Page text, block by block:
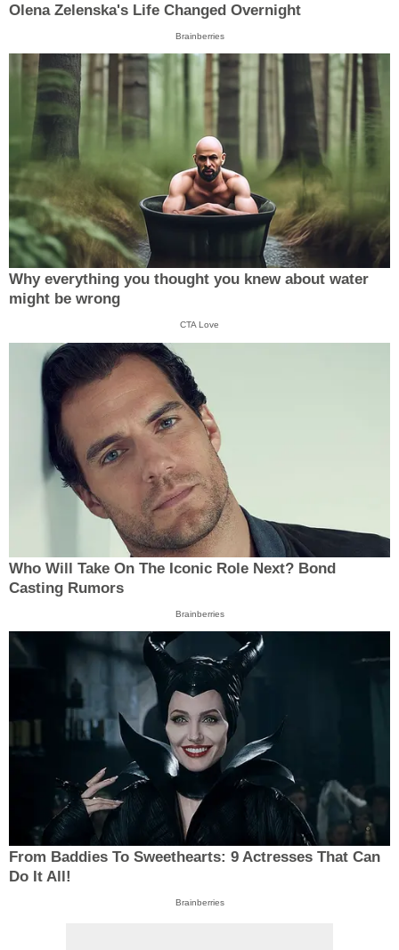
Olena Zelenska's Life Changed Overnight
Brainberries
Why everything you thought you knew about water
might be wrong
CTA Love
Who Will Take On The Iconic Role Next? Bond
Casting Rumors
Brainberries
From Baddies To Sweethearts: 9 Actresses That Can
Do It All!
Brainberries